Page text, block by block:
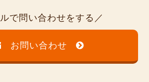
で問い合わせをする
お問い合わせ